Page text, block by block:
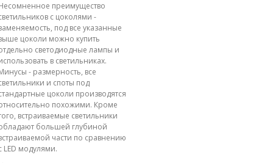
преимущество
с цоколями -
под все указанные
цоколи можно купить
светодиодные лампы и
в светильниках.
- размерность, все
и споты под
цоколи производятся
похожими. Кроме
встраиваемые светильники
большей глубиной
части по сравнению
LED модулями.